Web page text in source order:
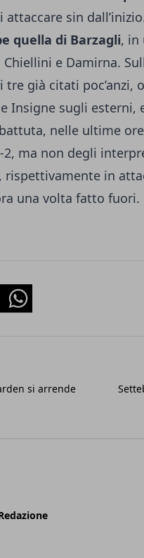
attaccare sin
quella di Barzagli, in
e Damirna.
tre già citati poc’anzi,
Insigne sugli esterni,
nelle ultime
2, ma non degli
rispettivamente in
una volta fatto fuori.
Whatsapp
si arrende